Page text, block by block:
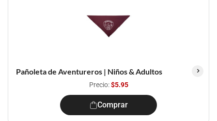
Pañoleta de Aventureros | Niños & Adultos
Precio:$5.95
Comprar